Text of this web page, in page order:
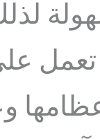
تعمل